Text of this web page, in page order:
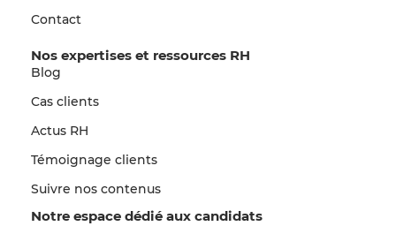
Nos expertises et ressources RH
Blog
Cas clients
Actus RH
Témoignage clients
Suivre nos contenus
Notre espace dédié aux candidats
Contact